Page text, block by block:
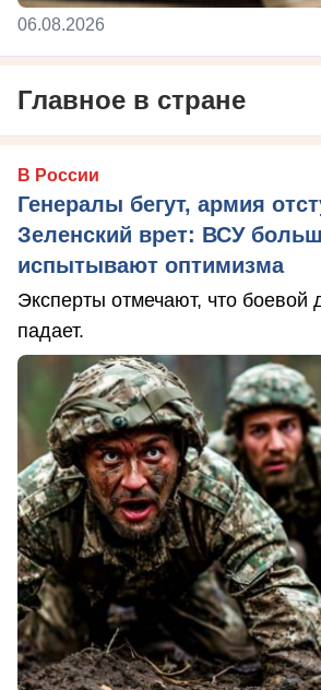
06.08.2026
Главное в стране
В России
Генералы бегут, армия
Зеленский врет: ВСУ
испытывают оптимизма
Эксперты отмечают, что боевой
падает.